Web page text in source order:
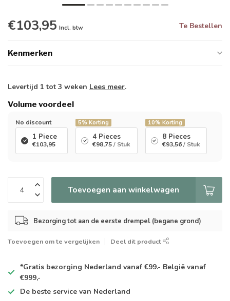
€103,95 Incl. btw Te Bestellen
Kenmerken
Levertijd 1 tot 3 weken Lees meer.
Volume voordeel
No discount
1 Piece
€103,95
5% Korting
4 Pieces
€98,75 / Stuk
10% Korting
8 Pieces
€93,56 / Stuk
Toevoegen aan winkelwagen
Bezorging tot aan de eerste drempel (begane grond)
Toevoegen om te vergelijken Deel dit product
*Gratis bezorging Nederland vanaf €99.- België vanaf
€999,-
De beste service van Nederland